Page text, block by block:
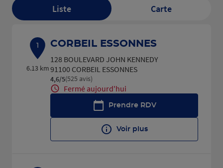
Liste Carte
1
6.13 km
CORBEIL ESSONNES
128 BOULEVARD JOHN KENNEDY
91100 CORBEIL ESSONNES
4,6/5Note de 4.6 sur 5
(525 avis)
Fermé aujourd'hui
Prendre RDV
Voir plus